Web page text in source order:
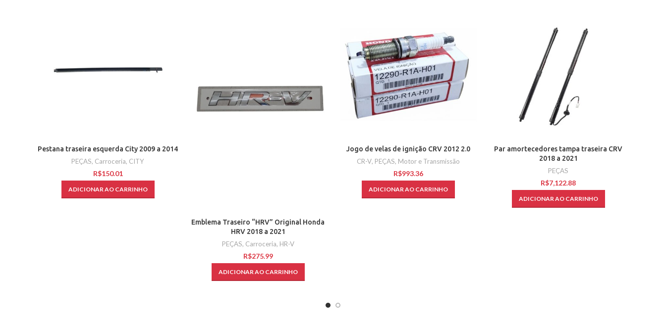
Pestana traseira esquerda City 2009 a 2014
PEÇAS, Carroceria, CITY
R$
ADICIONAR AO CARRINHO
Emblema Traseiro “HRV” Original Honda
HRV 2018 a 2021
PEÇAS, Carroceria, HR-V
R$
ADICIONAR AO CARRINHO
Jogo de velas de ignição CRV 2012 2.0
CR-V, PEÇAS, Motor e Transmissão
R$
ADICIONAR AO CARRINHO
Par amortecedores tampa traseira CRV
2018 a 2021
PEÇAS
R$
ADICIONAR AO CARRINHO